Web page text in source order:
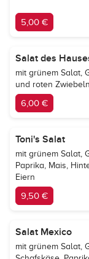
5,00 €
Salat des
mit grünem Salat,
und roten Zwiebeln
6,00 €
Toni's Salat
mit grünem Salat,
Paprika, Mais,
Eiern
9,50 €
Salat Mexico
mit grünem Salat,